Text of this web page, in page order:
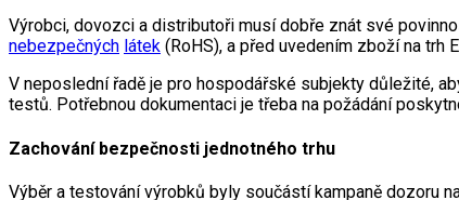
Výrobci, dovozci a distributoři musí dobře znát své
nebezpečných látek (RoHS), a před uvedením zboží na trh
V neposlední řadě je pro hospodářské subjekty důležité,
testů. Potřebnou dokumentaci je třeba na požádání
Zachování bezpečnosti jednotného trhu
Výběr a testování výrobků byly součástí kampaně dozoru